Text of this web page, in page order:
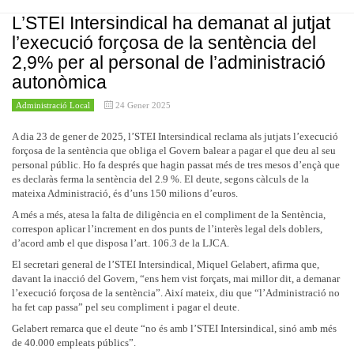
Torn del personal de serveis de la Residència San Josep
L’STEI va exposar algunes queixes del personal de serveis pels torns,
els quals dificulten la conciliació. Igualment es queixen de la
sobrecàrrega de feina. Des de l’Àrea d’Atenció Sociosanitària se’ns va
les contractacions quan la residència funcioni a ple rendiment.
Creació d’un lloc AP de personal de neteja de vidres per
a cadascuna de les residències de l’IMAS
Arran de l’obertura de noves residències amb grans superficíes de vidre,
demanàrem la creació d’un lloc AP de personal de neteja de vidres a
cadascuna de les residències com a personal especialista en la neteja de
vidres. Aquests llocs es podrien cobrir, i es generaria així una nova
borsa amb aquesta especialitat.
L’Administració ens respongué que de moment no ho considera
factible per: titulació requerida, materials i eines per desenvolupar
aquesta feina. Ara per ara, resulta més comode i àgil fer contractacions
d’aquests serveis a través de subcontrates, a les quals ens mostrarem el
nostre desacord.
Cobertura de places dotades a les cuines dels centres de
menors
vulneren els acords en matèria de permisos i llicències.
L’Administració, atès que no hi havia cap representant d’aquesta Àrea,
va admetre que desconeixia aquestes situacions.
4. Cobrament de festius especials, festius quan es fan dobles torns
L’Administració contestà que en el cas dels festius especials de Nadal,
sí que es cobraria el doble torn pel fet que es paguen per hores; a la
5. Temps que es tarda en donar els dies de lliure disposició al SAID
La cap del Servei d’Atenció Comunitària i Promoció de l’Autonomia
Personal ens va transmetre que va demanar a les coordinadores que
agilitin aquestes peticions.
6. Reconeixement de la penositat del personal TCAI
L’Administració no acaba de veure que s'hagi d'aplicar a tota la
licitació d’un servei per fer una valoració de tots els llocs de feina de
l’IMAS i del CIM.L'STEI va respondre que durem una proposta
d'Acord per planificar l'aplicació de la penositat i millora dels
complements específics que inclogui un percentatge per reconeixement
d'enguany amb la incorporació dels romanents del CIM i si és possible
amb efectes retroactius. Per avançar, també reclamàrem a l’Àrea un
L’STEI Intersindical ha demanat al jutjat
l’execució forçosa de la sentència del
2,9% per al personal de l’administració
autonòmica
Administració Local 24 Gener 2025
A dia 23 de gener de 2025, l’STEI Intersindical reclama als jutjats l’execució
forçosa de la sentència que obliga el Govern balear a pagar el que deu al seu
personal públic. Ho fa després que hagin passat més de tres mesos d’ençà que
es declaràs ferma la sentència del 2.9 %. El deute, segons càlculs de la
mateixa Administració, és d’uns 150 milions d’euros.
A més a més, atesa la falta de diligència en el compliment de la Sentència,
correspon aplicar l’increment en dos punts de l’interès legal dels doblers,
d’acord amb el que disposa l’art. 106.3 de la LJCA.
El secretari general de l’STEI Intersindical, Miquel Gelabert, afirma que,
davant la inacció del Govern, “ens hem vist forçats, mai millor dit, a demanar
l’execució forçosa de la sentència”. Així mateix, diu que “l’Administració no
ha fet cap passa” pel seu compliment i pagar el deute.
Gelabert remarca que el deute “no és amb l’STEI Intersindical, sinó amb més
de 40.000 empleats públics”.